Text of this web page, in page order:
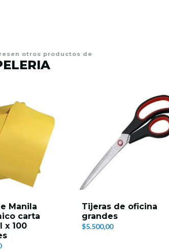
otros productos de
Manila
carta
x 100
Tijeras de oficina
grandes
$5.500,00